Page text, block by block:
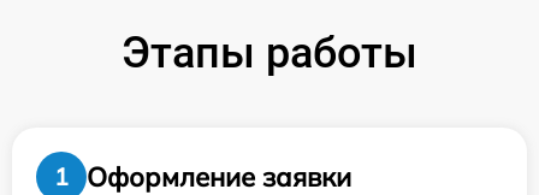
Этапы работы
1
Оформление заявки